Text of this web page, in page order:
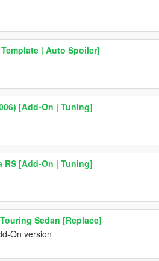
| Auto Spoiler]
[Add-On | Tuning]
RS [Add-On | Tuning]
Sedan [Replace]
On version